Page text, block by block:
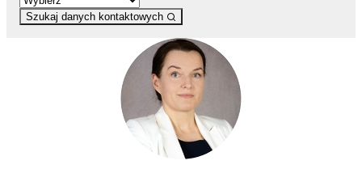
Szukaj danych kontaktowych